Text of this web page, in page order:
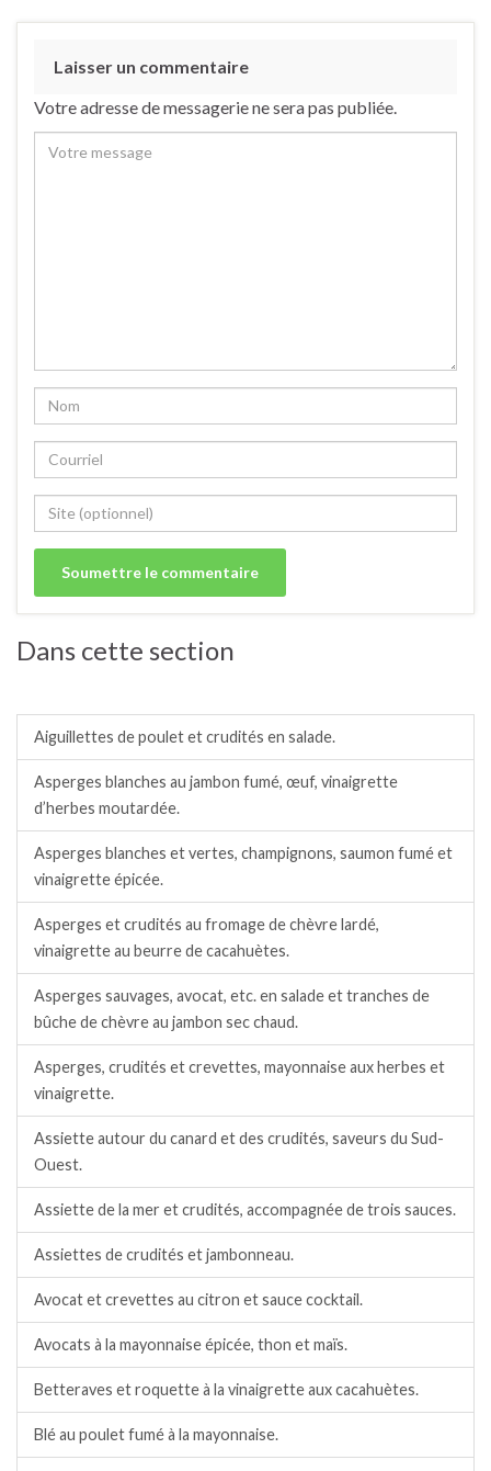
Laisser un commentaire
Votre adresse de messagerie ne sera pas publiée.
Dans cette section
Aiguillettes de poulet et crudités en salade.
Asperges blanches au jambon fumé, œuf, vinaigrette
d’herbes moutardée.
Asperges blanches et vertes, champignons, saumon fumé et
vinaigrette épicée.
Asperges et crudités au fromage de chèvre lardé,
vinaigrette au beurre de cacahuètes.
Asperges sauvages, avocat, etc. en salade et tranches de
bûche de chèvre au jambon sec chaud.
Asperges, crudités et crevettes, mayonnaise aux herbes et
vinaigrette.
Assiette autour du canard et des crudités, saveurs du Sud-
Ouest.
Assiette de la mer et crudités, accompagnée de trois sauces.
Assiettes de crudités et jambonneau.
Avocat et crevettes au citron et sauce cocktail.
Avocats à la mayonnaise épicée, thon et maïs.
Betteraves et roquette à la vinaigrette aux cacahuètes.
Blé au poulet fumé à la mayonnaise.